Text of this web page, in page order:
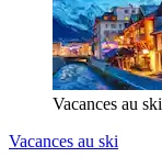
Vacances au ski
Vacances au ski